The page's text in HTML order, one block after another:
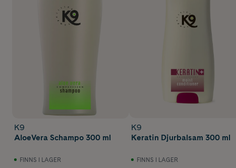
K9
AloeVera Schampo 300 ml
FINNS I LAGER
K9
Keratin Djurbalsam 300 ml
FINNS I LAGER